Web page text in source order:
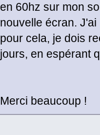
en 60hz sur mon
nouvelle écran.
pour cela, je dois
jours, en espérant
Merci beaucoup !